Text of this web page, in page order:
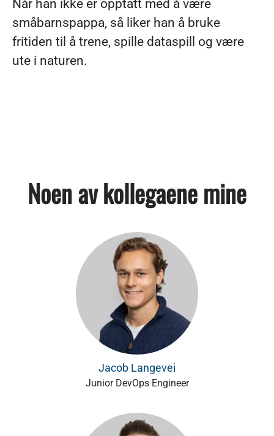
Når han ikke er opptatt med å være
småbarnspappa, så liker han å bruke
fritiden til å trene, spille dataspill og være
ute i naturen.
Noen av kollegaene mine
Jacob Langevei
Junior DevOps Engineer